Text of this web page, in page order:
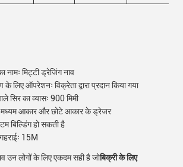
नामः मिट्टी ड्रेजिंग नाव
के लिए ऑपरेशनः विक्रेता द्वारा प्रदान किया गया
सिर का व्यासः 900 मिमी
मध्यम आकार और छोटे आकार के ड्रेजर
बिल्डिंग हो सकती है
15M
उन लोगों के लिए एकदम सही है जोबिक्री के लिए